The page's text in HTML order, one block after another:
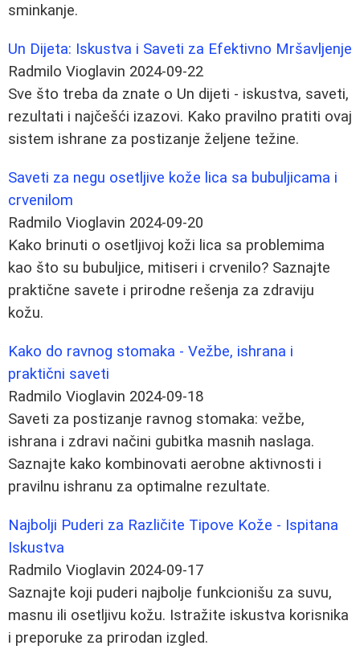
sminkanje.
Un Dijeta: Iskustva i Saveti za Efektivno Mršavljenje
Radmilo Vioglavin 2024-09-22
Sve što treba da znate o Un dijeti - iskustva, saveti,
rezultati i najčešći izazovi. Kako pravilno pratiti ovaj
sistem ishrane za postizanje željene težine.
Saveti za negu osetljive kože lica sa bubuljicama i
crvenilom
Radmilo Vioglavin 2024-09-20
Kako brinuti o osetljivoj koži lica sa problemima
kao što su bubuljice, mitiseri i crvenilo? Saznajte
praktične savete i prirodne rešenja za zdraviju
kožu.
Kako do ravnog stomaka - Vežbe, ishrana i
praktični saveti
Radmilo Vioglavin 2024-09-18
Saveti za postizanje ravnog stomaka: vežbe,
ishrana i zdravi načini gubitka masnih naslaga.
Saznajte kako kombinovati aerobne aktivnosti i
pravilnu ishranu za optimalne rezultate.
Najbolji Puderi za Različite Tipove Kože - Ispitana
Iskustva
Radmilo Vioglavin 2024-09-17
Saznajte koji puderi najbolje funkcionišu za suvu,
masnu ili osetljivu kožu. Istražite iskustva korisnika
i preporuke za prirodan izgled.